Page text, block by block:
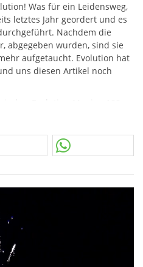
Was für ein Leidensweg,
letztes Jahr geordert und es
Nachdem die
abgegeben wurden, sind sie
aufgetaucht. Evolution hat
uns diesen Artikel noch
hier einfach mal das Video